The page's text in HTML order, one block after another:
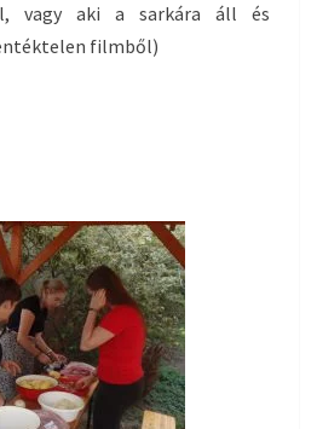
vagy aki a sarkára áll és
filmből)